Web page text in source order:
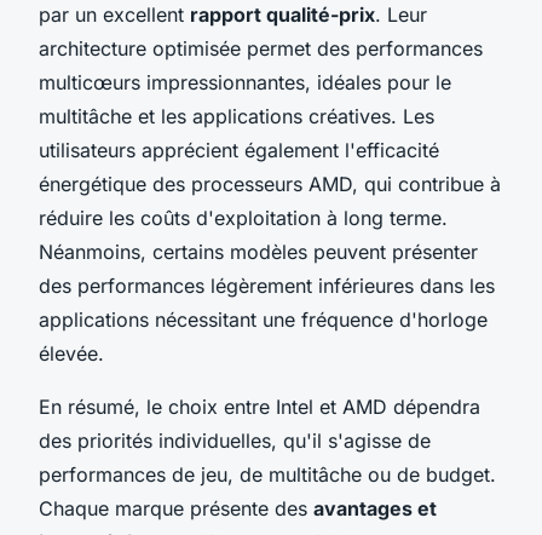
par un excellent rapport qualité-prix. Leur
architecture optimisée permet des performances
multicœurs impressionnantes, idéales pour le
multitâche et les applications créatives. Les
utilisateurs apprécient également l'efficacité
énergétique des processeurs AMD, qui contribue à
réduire les coûts d'exploitation à long terme.
Néanmoins, certains modèles peuvent présenter
des performances légèrement inférieures dans les
applications nécessitant une fréquence d'horloge
élevée.
En résumé, le choix entre Intel et AMD dépendra
des priorités individuelles, qu'il s'agisse de
performances de jeu, de multitâche ou de budget.
Chaque marque présente des avantages et